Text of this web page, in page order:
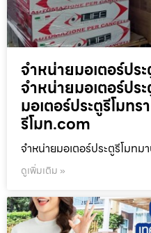
จำหน่ายมอเตอร์ปร
จำหน่ายมอเตอร์ปร
มอเตอร์ประตูรีโมทร
รีโมท.com
จำหน่ายมอเตอร์ประตูรีโมทม
ดูเพิ่มเติม »